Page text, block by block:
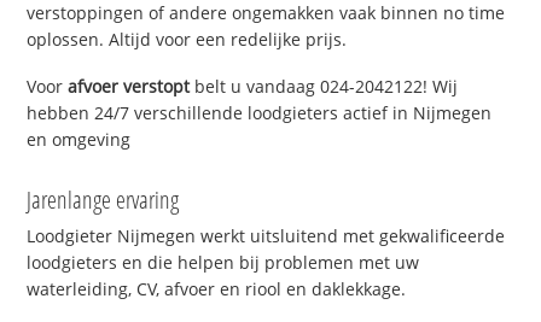
verstoppingen of andere ongemakken vaak binnen no time
oplossen. Altijd voor een redelijke prijs.
Voorafvoer verstoptbelt u vandaag 024-2042122! Wij
hebben 24/7 verschillende loodgieters actief in Nijmegen
en omgeving
Jarenlange ervaring
Loodgieter Nijmegen werkt uitsluitend met gekwalificeerde
loodgieters en die helpen bij problemen met uw
waterleiding, CV, afvoer en riool en daklekkage.